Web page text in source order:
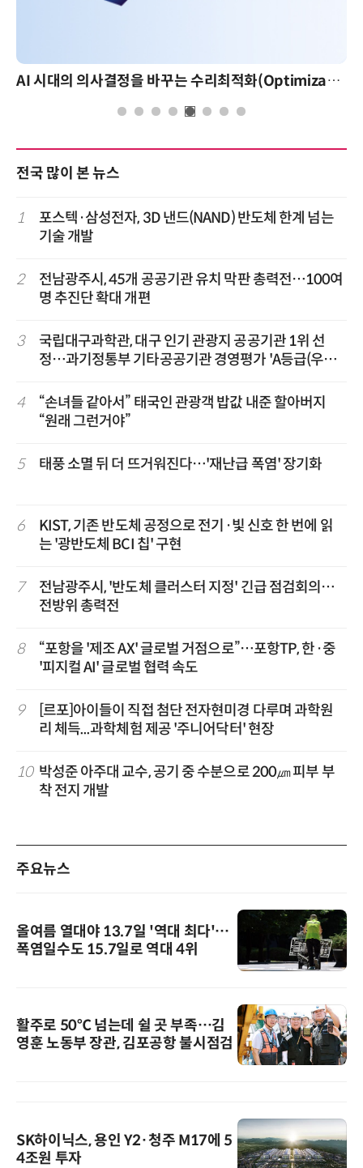
AI 시대의 의사결정을 바꾸는 수리최적화(Optimization): 실제 산업 적용 사례와 활용 전략
전국 많이 본 뉴스
1
포스텍·삼성전자, 3D 낸드(NAND) 반도체 한계 넘는
기술 개발
2
전남광주시, 45개 공공기관 유치 막판 총력전…100여
명 추진단 확대 개편
3
국립대구과학관, 대구 인기 관광지 공공기관 1위 선
정…과기정통부 기타공공기관 경영평가 'A등급(우수)'
4
“손녀들 같아서” 태국인 관광객 밥값 내준 할아버지
“원래 그런거야”
5 태풍 소멸 뒤 더 뜨거워진다…'재난급 폭염' 장기화
6
KIST, 기존 반도체 공정으로 전기·빛 신호 한 번에 읽
는 '광반도체 BCI 칩' 구현
7
전남광주시, '반도체 클러스터 지정' 긴급 점검회의…
전방위 총력전
8
“포항을 '제조 AX' 글로벌 거점으로”…포항TP, 한·중
'피지컬 AI' 글로벌 협력 속도
9
[르포]아이들이 직접 첨단 전자현미경 다루며 과학원
리 체득...과학체험 제공 '주니어닥터' 현장
10 박성준 아주대 교수, 공기 중 수분으로 200㎛ 피부 부
착 전지 개발
주요뉴스
올여름 열대야 13.7일 '역대 최다'…
폭염일수도 15.7일로 역대 4위
활주로 50℃ 넘는데 쉴 곳 부족…김
영훈 노동부 장관, 김포공항 불시점검
SK하이닉스, 용인 Y2·청주 M17에 5
4조원 투자